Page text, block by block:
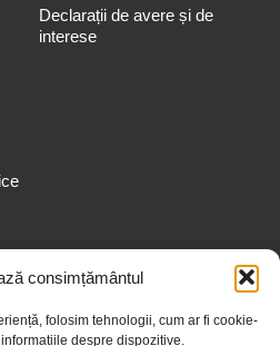
consimțământul
folosim tehnologii, cum ar fi cookie-
despre dispozitive.
Declarații de avere și de
interese